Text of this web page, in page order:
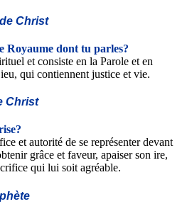
Christ
Royaume dont tu parles?
et consiste en la Parole et en
qui contiennent justice et vie.
Christ
et autorité de se représenter devant
grâce et faveur, apaiser son ire,
qui lui soit agréable.